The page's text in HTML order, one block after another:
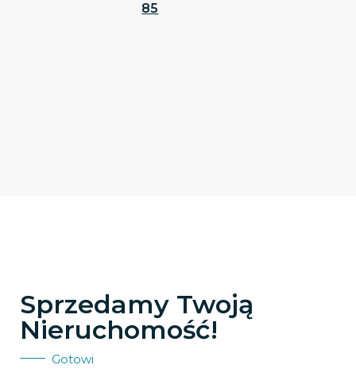
85
Sprzedamy Twoją
Nieruchomość!
Gotowi